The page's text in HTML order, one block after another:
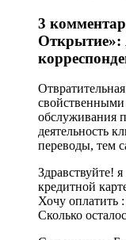
3
обслуживания
деятельность
переводы, тем
Здравствуйте!
кредитной
Хочу оплатить
Сколько